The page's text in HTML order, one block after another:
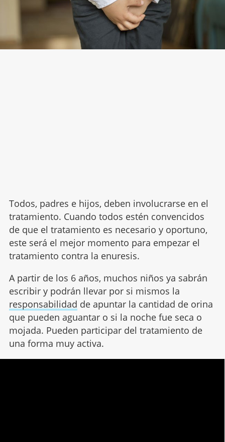
Todos, padres e hijos, deben involucrarse en el
tratamiento. Cuando todos estén convencidos
de que el tratamiento es necesario y oportuno,
este será el mejor momento para empezar el
tratamiento contra la enuresis.
A partir de los 6 años, muchos niños ya sabrán
escribir y podrán llevar por si mismos la
responsabilidad de apuntar la cantidad de orina
que pueden aguantar o si la noche fue seca o
mojada. Pueden participar del tratamiento de
una forma muy activa.